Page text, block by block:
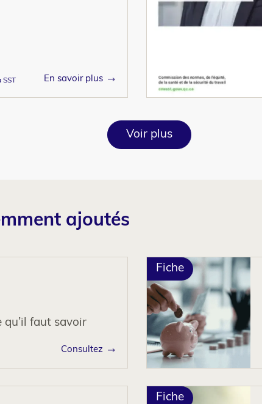
SST En savoir plus
Voir plus
ajoutés
qu’il faut savoir
Consultez
Fiche
Fiche